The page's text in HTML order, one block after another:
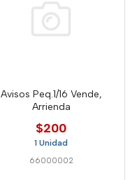
Avisos Peq.1/16 Vende,
Arrienda
$200
1 Unidad
66000002